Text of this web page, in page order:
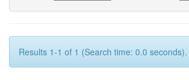
Results 1-1 of 1 (Search time: 0.0 seconds).